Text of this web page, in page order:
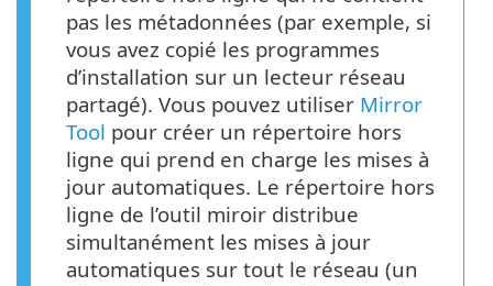
pas les métadonnées (par exemple, si
vous avez copié les programmes
d’installation sur un lecteur réseau
partagé). Vous pouvez utiliser Mirror
Tool pour créer un répertoire hors
ligne qui prend en charge les mises à
jour automatiques. Le répertoire hors
ligne de l’outil miroir distribue
simultanément les mises à jour
automatiques sur tout le réseau (un